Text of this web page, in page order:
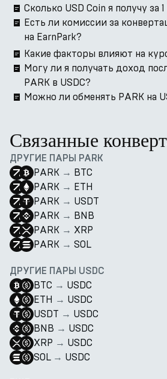
Сколько USD Coin я получу за
Есть ли комиссии за
на EarnPark?
Какие факторы влияют на
Могу ли я получать доход
PARK в USDC?
Можно ли обменять PARK на
Связанные
ДРУГИЕ ПАРЫ PARK
PARK → BTC
PARK → ETH
PARK → USDT
PARK → BNB
PARK → XRP
PARK → SOL
ДРУГИЕ ПАРЫ USDC
BTC → USDC
ETH → USDC
USDT → USDC
BNB → USDC
XRP → USDC
SOL → USDC